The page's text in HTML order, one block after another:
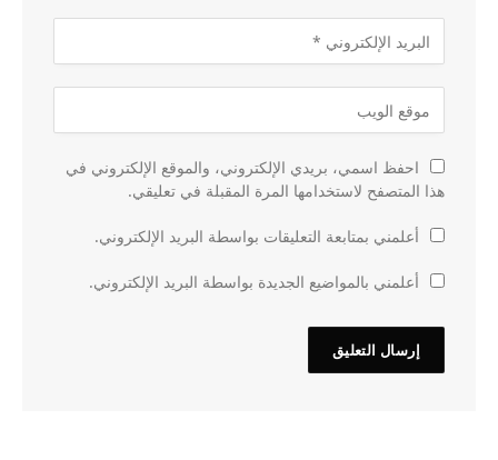
احفظ اسمي، بريدي الإلكتروني، والموقع الإلكتروني في
هذا المتصفح لاستخدامها المرة المقبلة في تعليقي.
أعلمني بمتابعة التعليقات بواسطة البريد الإلكتروني.
أعلمني بالمواضيع الجديدة بواسطة البريد الإلكتروني.